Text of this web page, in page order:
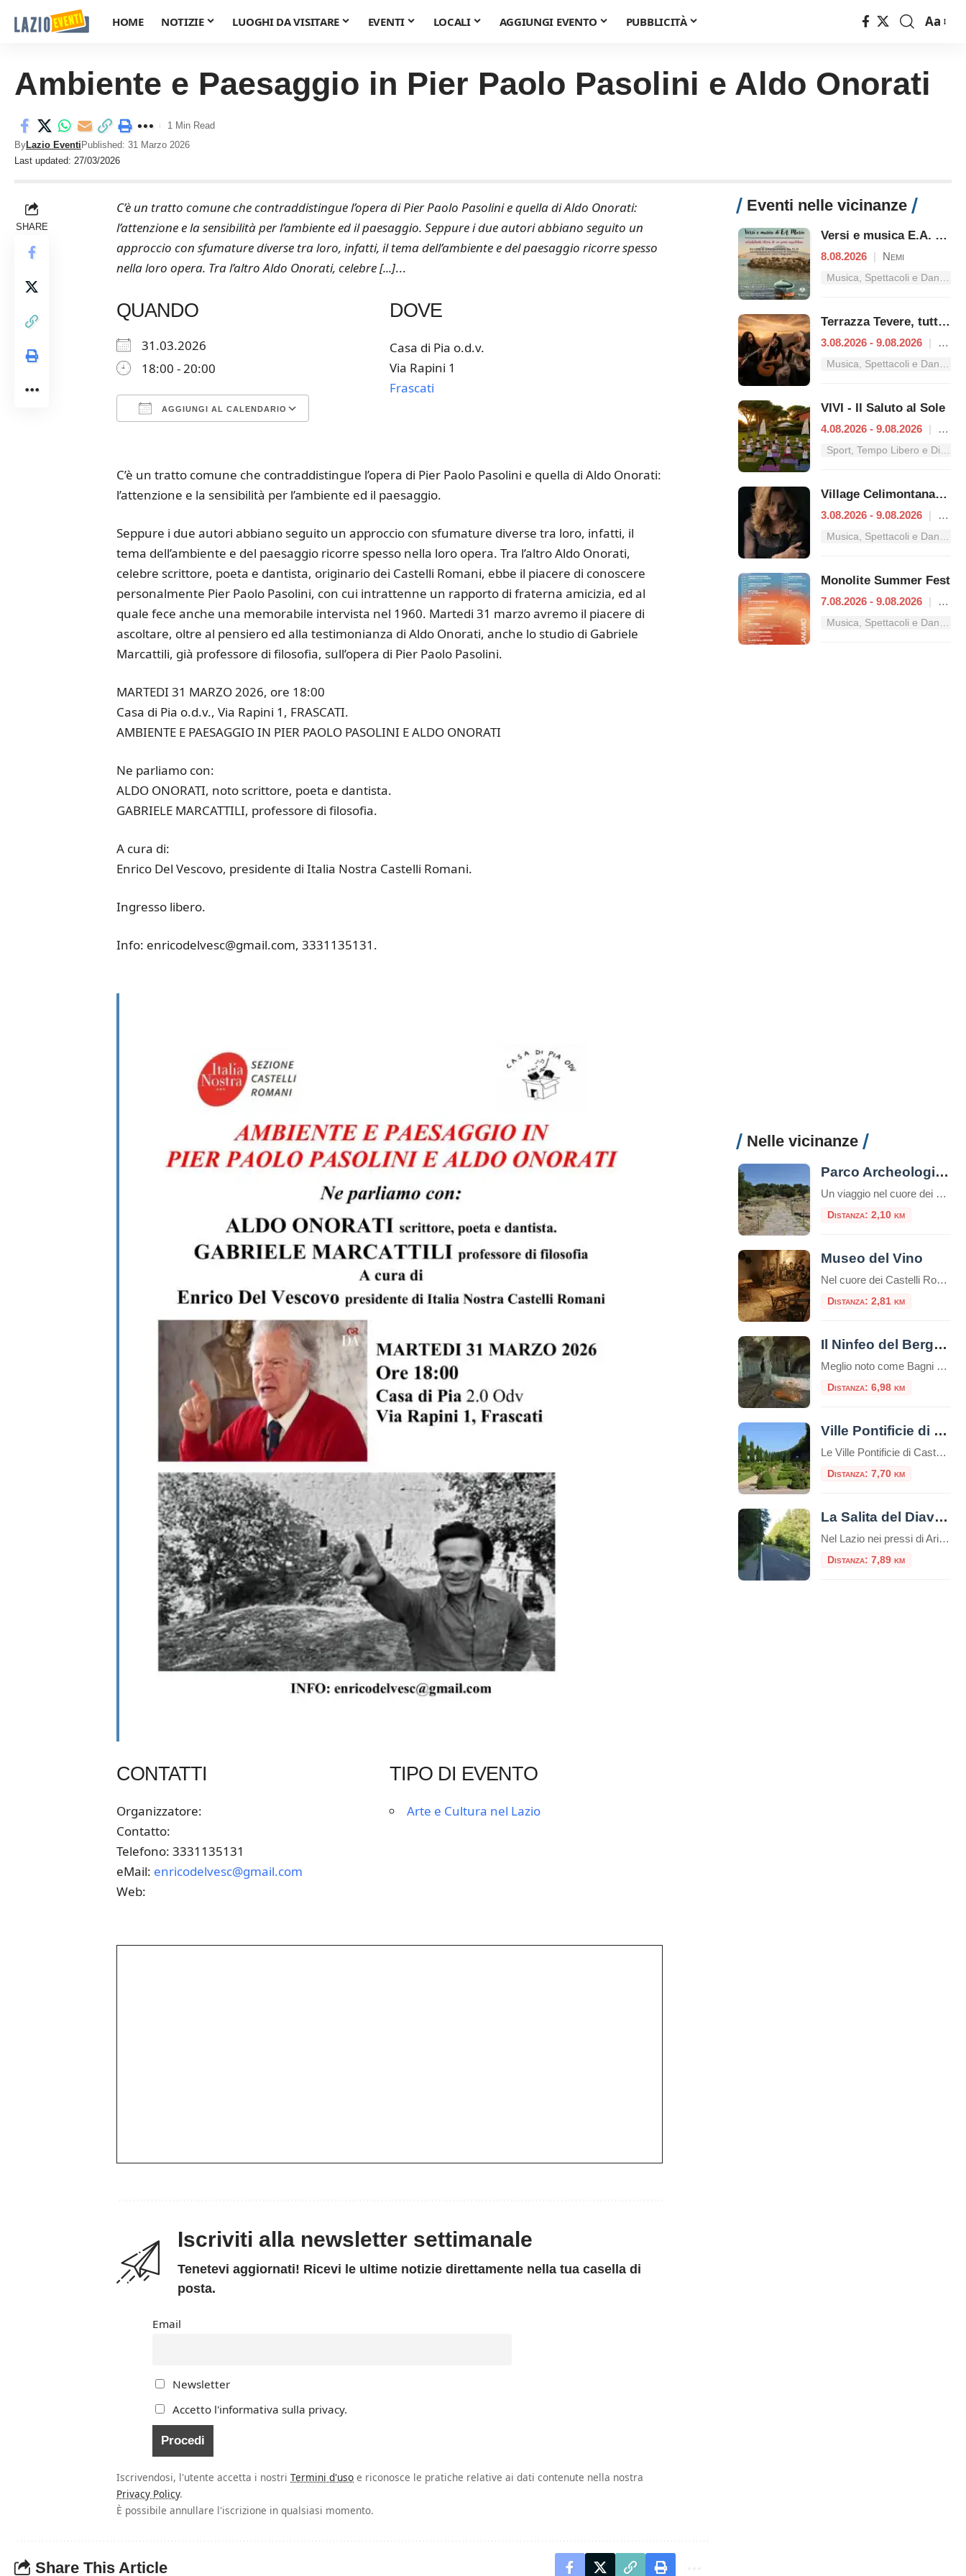
HOME NOTIZIE LUOGHI DA VISITARE EVENTI LOCALI AGGIUNGI EVENTO PUBBLICITÀ
Font
Aa
Ambiente e Paesaggio in Pier Paolo Pasolini e Aldo Onorati
Last updated: 27/03/2026
ByLazio Eventi Published: 31 Marzo 2026
1 Min Read
SHARE
C’è un tratto comune che contraddistingue l’opera di Pier Paolo Pasolini e quella di Aldo Onorati:
l’attenzione e la sensibilità per l’ambiente ed il paesaggio. Seppure i due autori abbiano seguito un
approccio con sfumature diverse tra loro, infatti, il tema dell’ambiente e del paesaggio ricorre spesso
nella loro opera. Tra l’altro Aldo Onorati, celebre [...]...
QUANDO
31.03.2026
18:00 - 20:00
AGGIUNGI AL CALENDARIO
DOVE
Casa di Pia o.d.v.
Via Rapini 1
Frascati
C’è un tratto comune che contraddistingue l’opera di Pier Paolo Pasolini e quella di Aldo Onorati:
l’attenzione e la sensibilità per l’ambiente ed il paesaggio.
Seppure i due autori abbiano seguito un approccio con sfumature diverse tra loro, infatti, il
tema dell’ambiente e del paesaggio ricorre spesso nella loro opera. Tra l’altro Aldo Onorati,
celebre scrittore, poeta e dantista, originario dei Castelli Romani, ebbe il piacere di conoscere
personalmente Pier Paolo Pasolini, con cui intrattenne un rapporto di fraterna amicizia, ed al
quale fece anche una memorabile intervista nel 1960. Martedi 31 marzo avremo il piacere di
ascoltare, oltre al pensiero ed alla testimonianza di Aldo Onorati, anche lo studio di Gabriele
Marcattili, già professore di filosofia, sull’opera di Pier Paolo Pasolini.
MARTEDI 31 MARZO 2026, ore 18:00
Casa di Pia o.d.v., Via Rapini 1, FRASCATI.
AMBIENTE E PAESAGGIO IN PIER PAOLO PASOLINI E ALDO ONORATI
Ne parliamo con:
ALDO ONORATI, noto scrittore, poeta e dantista.
GABRIELE MARCATTILI, professore di filosofia.
A cura di:
Enrico Del Vescovo, presidente di Italia Nostra Castelli Romani.
Ingresso libero.
Info: enricodelvesc@gmail.com, 3331135131.
CONTATTI
Organizzatore:
Contatto:
Telefono: 3331135131
eMail: enricodelvesc@gmail.com
Web:
TIPO DI EVENTO
Arte e Cultura nel Lazio
Iscriviti alla newsletter settimanale
Tenetevi aggiornati! Ricevi le ultime notizie direttamente nella tua casella di
posta.
Email
Newsletter
Accetto l'informativa sulla privacy.
Iscrivendosi, l'utente accetta i nostriTermini d'uso e riconosce le pratiche relative ai dati contenute nella nostra
Privacy Policy.
È possibile annullare l'iscrizione in qualsiasi momento.
Share This Article
Eventi nelle vicinanze
Versi e musica E.A. Mario - Mirabolante storia di un genio napoletano
8.08.2026 | Nemi
Musica, Spettacoli e Danza nel Lazio
Terrazza Tevere, tutti i concerti dal 3 al 9 agosto
3.08.2026 - 9.08.2026 |
Musica, Spettacoli e Danza nel Lazio
VIVI - Il Saluto al Sole
4.08.2026 - 9.08.2026 |
Sport, Tempo Libero e Divertimento nel Lazio
Village Celimontana: gli appuntamenti dal 3 al 9 agosto
3.08.2026 - 9.08.2026 |
Musica, Spettacoli e Danza nel Lazio
Monolite Summer Fest
7.08.2026 - 9.08.2026 |
Musica, Spettacoli e Danza nel Lazio
Nelle vicinanze
Parco Archeologico Culturale di Tuscolo
Un viaggio nel cuore dei Castelli Romani, tra storia, natura e panorami Il Parco Archeologico Culturale di Tuscolo si trova nel comune di Monte Porzio Catone, nel cuore dei Castelli Romani, a circa 25 km da Roma. La zona è facilmente raggiungibile in auto o con una combinazione di treno e navetta. Breve storia Tusculum […]
Distanza: 2,10 km
Museo del Vino
Nel cuore dei Castelli Romani, Monte Porzio Catone ospita il Museo del Vino, un luogo che celebra la tradizione vitivinicola del territorio. Inaugurato il 12 aprile 2024, il museo è situato nei locali dell’ex stazione ferroviaria, attiva dal 1916 al 1944, ora trasformata in uno spazio culturale che racconta la storia e l’identità enologica della […]
Distanza: 2,81 km
Il Ninfeo del Bergantino
Meglio noto come Bagni di Diana, il Ninfeo Bergantino si trova sulla riva occidentale del Lago Albano, circa a metà strada tra il Ninfeo Dorico e l'Emissario del lago. Seguendo la riva occidentale del lago di Albano, dopo circa due chilometri in senso a
Distanza: 6,98 km
Ville Pontificie di Castel Gandolfo
Le Ville Pontificie di Castel Gandolfo sono un insieme di palazzi e giardini appartenenti al Vaticano; estese per circa 55 ettari, più della Città del Vaticano nel centro di Roma che è solo 44 ettari. È una delle più grandi aree extraterritoriali della Santa Sede in Italia. Comprende il Palazzo Papale e tre ville storiche: […]
Distanza: 7,70 km
La Salita del Diavolo, la strada antigravitazionale
Nel Lazio nei pressi di Ariccia sui Castelli Romani esiste una strada magica, la “Salita Stregata” o “Salita del Diavolo“: lungo una salita rettilinea, ogni cosa lasciata libera sul suolo, invece di scendere inizia a salire! La strada si trova precisamente al Km. 11,600 della Strada Statale 218, a pochi passi da Roma. Questo insolito […]
Distanza: 7,89 km